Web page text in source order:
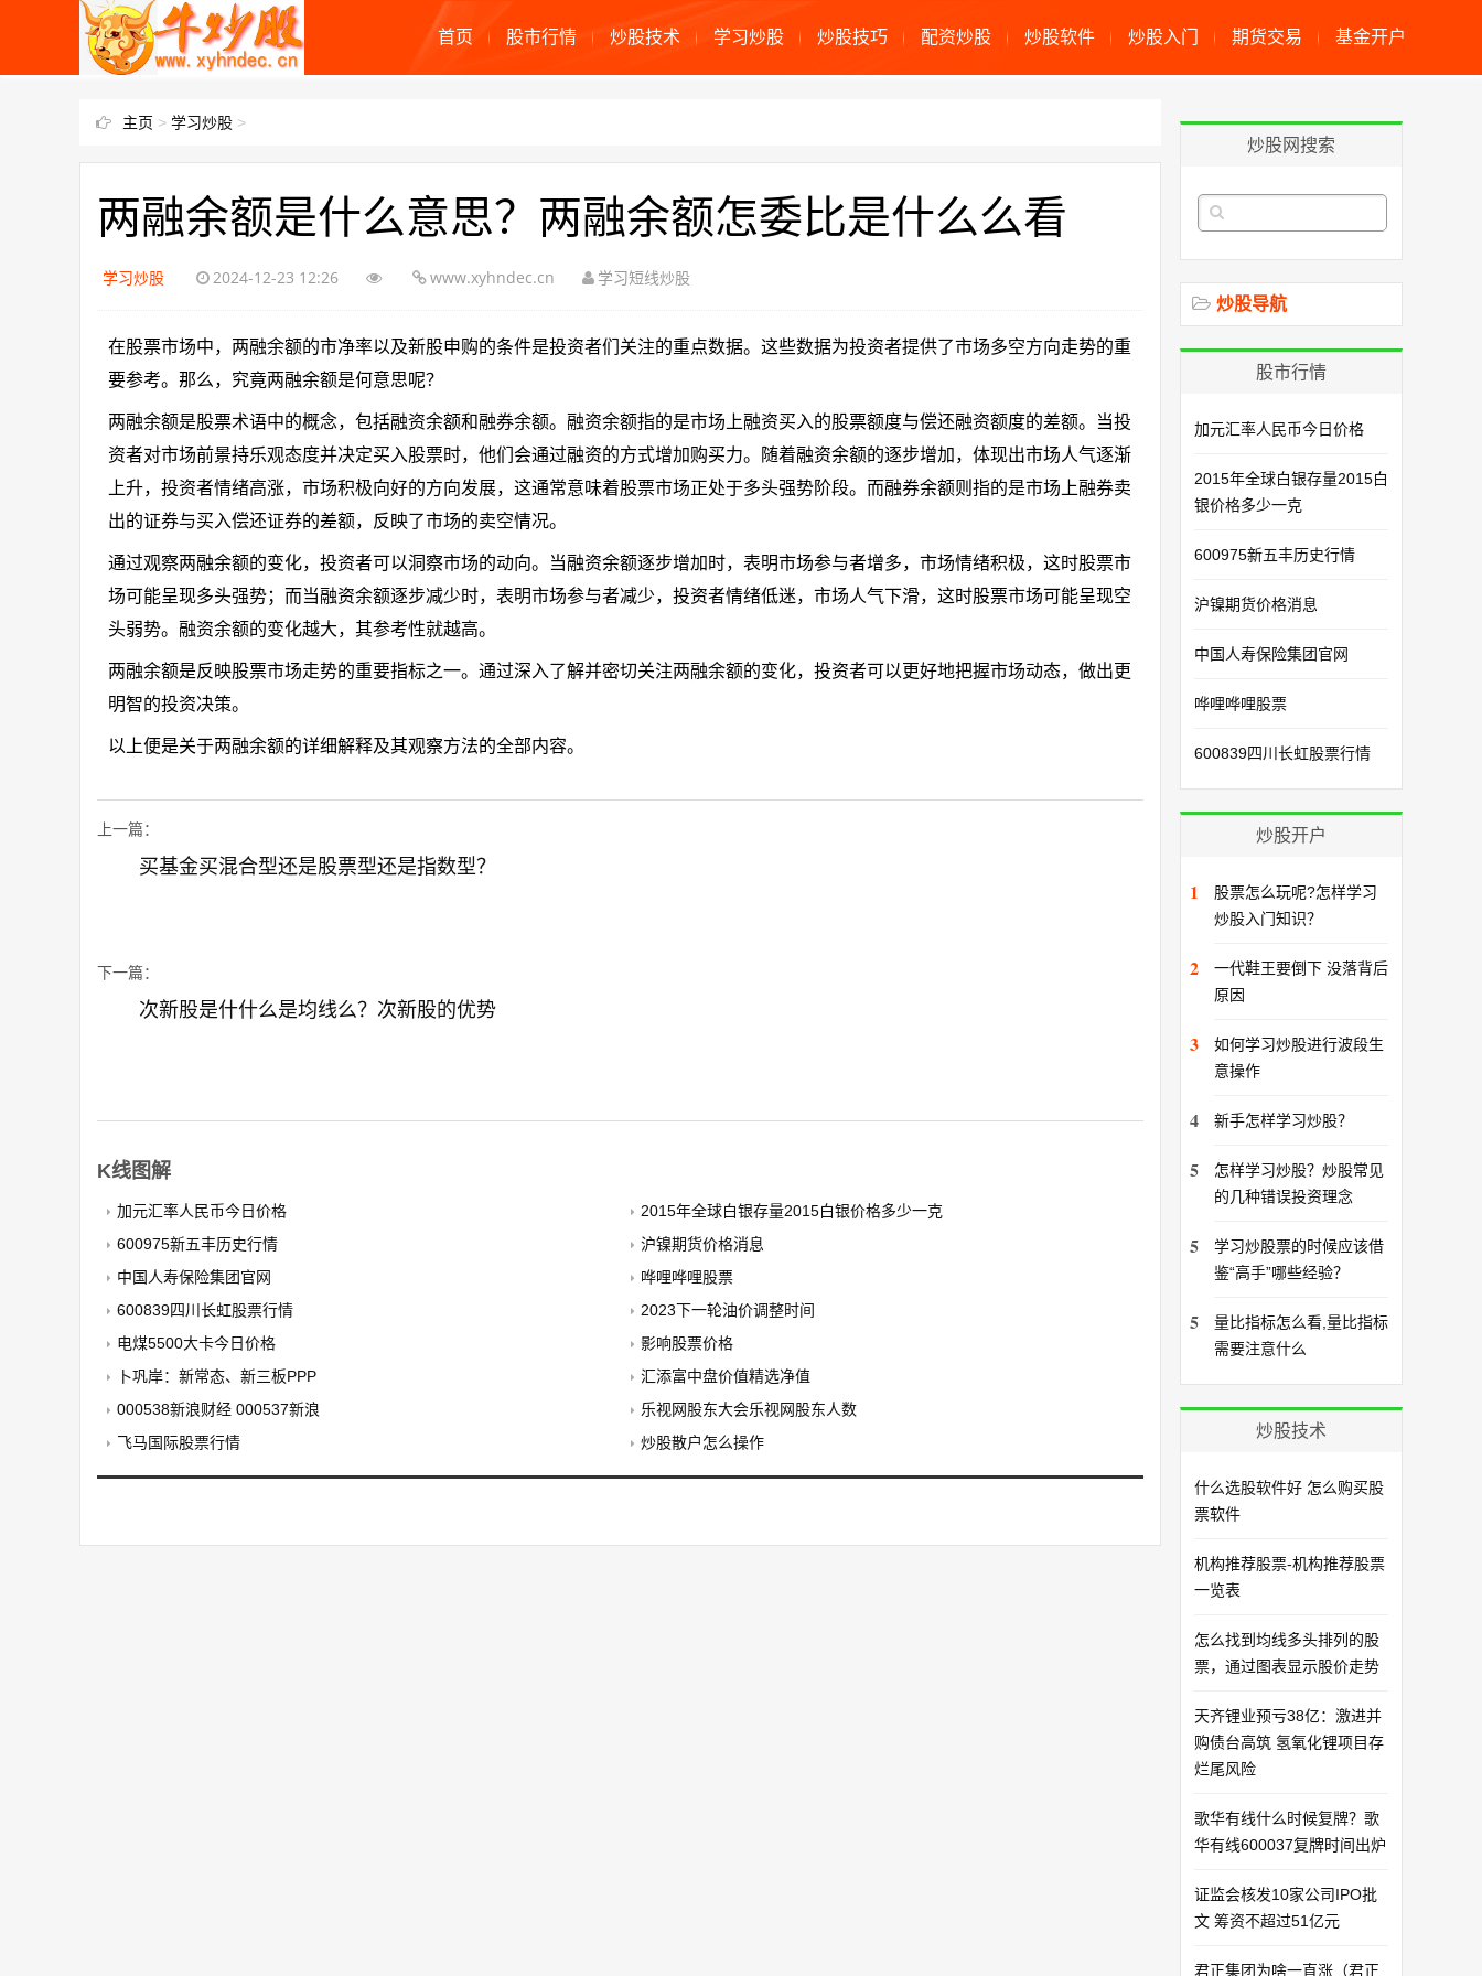
首页 股市行情 炒股技术 学习炒股 炒股技巧 配资炒股 炒股软件 炒股入门 期货交易 基金开户
主页 > 学习炒股 >
两融余额是什么意思？两融余额怎委比是什么么看
学习炒股 2024-12-23 12:26 www.xyhndec.cn 学习短线炒股
在股票市场中，两融余额的市净率以及新股申购的条件是投资者们关注的重点数据。这些数据为投资者提供了市场多空方向走势的重
要参考。那么，究竟两融余额是何意思呢？
两融余额是股票术语中的概念，包括融资余额和融券余额。融资余额指的是市场上融资买入的股票额度与偿还融资额度的差额。当投
资者对市场前景持乐观态度并决定买入股票时，他们会通过融资的方式增加购买力。随着融资余额的逐步增加，体现出市场人气逐渐
上升，投资者情绪高涨，市场积极向好的方向发展，这通常意味着股票市场正处于多头强势阶段。而融券余额则指的是市场上融券卖
出的证券与买入偿还证券的差额，反映了市场的卖空情况。
通过观察两融余额的变化，投资者可以洞察市场的动向。当融资余额逐步增加时，表明市场参与者增多，市场情绪积极，这时股票市
场可能呈现多头强势；而当融资余额逐步减少时，表明市场参与者减少，投资者情绪低迷，市场人气下滑，这时股票市场可能呈现空
头弱势。融资余额的变化越大，其参考性就越高。
两融余额是反映股票市场走势的重要指标之一。通过深入了解并密切关注两融余额的变化，投资者可以更好地把握市场动态，做出更
明智的投资决策。
以上便是关于两融余额的详细解释及其观察方法的全部内容。
上一篇：
买基金买混合型还是股票型还是指数型？
下一篇：
次新股是什什么是均线么？次新股的优势
K线图解
加元汇率人民币今日价格
2015年全球白银存量2015白银价格多少一克
600975新五丰历史行情
沪镍期货价格消息
中国人寿保险集团官网
哗哩哗哩股票
600839四川长虹股票行情
2023下一轮油价调整时间
电煤5500大卡今日价格
影响股票价格
卜巩岸：新常态、新三板PPP
汇添富中盘价值精选净值
000538新浪财经 000537新浪
乐视网股东大会乐视网股东人数
飞马国际股票行情
炒股散户怎么操作
炒股网搜索
炒股导航
股市行情
加元汇率人民币今日价格
2015年全球白银存量2015白
银价格多少一克
600975新五丰历史行情
沪镍期货价格消息
中国人寿保险集团官网
哗哩哗哩股票
600839四川长虹股票行情
炒股开户
1
股票怎么玩呢?怎样学习
炒股入门知识？
2
一代鞋王要倒下 没落背后
原因
3
如何学习炒股进行波段生
意操作
4 新手怎样学习炒股？
5
怎样学习炒股？炒股常见
的几种错误投资理念
5
学习炒股票的时候应该借
鉴“高手”哪些经验？
5
量比指标怎么看,量比指标
需要注意什么
炒股技术
什么选股软件好 怎么购买股
票软件
机构推荐股票-机构推荐股票
一览表
怎么找到均线多头排列的股
票，通过图表显示股价走势
天齐锂业预亏38亿：激进并
购债台高筑 氢氧化锂项目存
烂尾风险
歌华有线什么时候复牌？歌
华有线600037复牌时间出炉
证监会核发10家公司IPO批
文 筹资不超过51亿元
君正集团为啥一直涨（君正